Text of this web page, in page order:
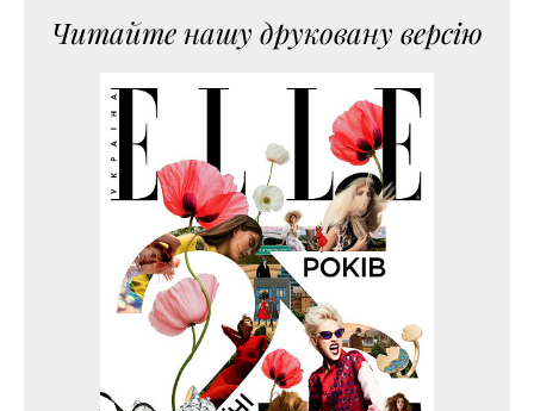
Читайте нашу друковану версію